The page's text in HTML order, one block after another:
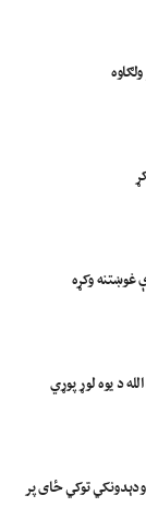
غوښتنه وکړه
د یوه لوړ پوړي
کې چاودېدونکي توکي ځای پر